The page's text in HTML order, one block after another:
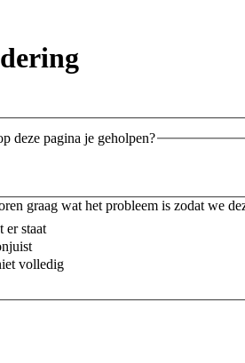
deze pagina je geholpen?
graag wat het probleem is zodat we
er staat
volledig